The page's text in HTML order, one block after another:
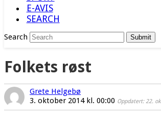
E-AVIS
SEARCH
Search Submit
Folkets røst
Grete Helgebø
3. oktober 2014 kl. 00:00 Oppdatert: 22.